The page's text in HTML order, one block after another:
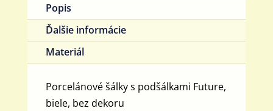
ml,
osôb
Popis
Ďalšie informácie
Materiál
Porcelánové šálky s podšálkami Future,
biele, bez dekoru